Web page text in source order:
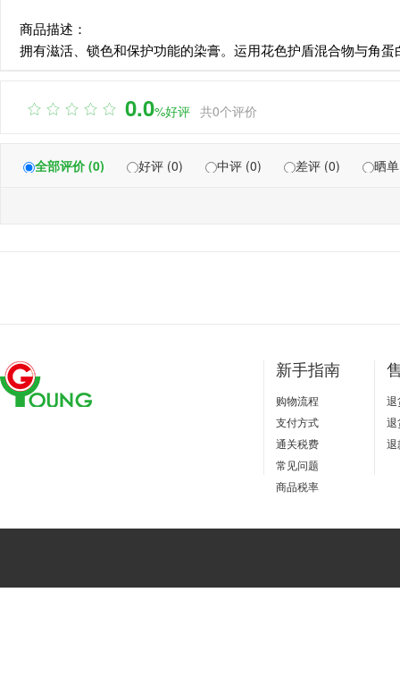
商品描述：
拥有滋活、锁色和保护功能的染膏。运用花色护盾混合物与角
 0.0%好评 共0个评价
全部评价 (0) 好评 (0) 中评 (0) 差评 (0) 晒
新手指南
购物流程
支付方式
通关税费
常见问题
商品税率
退
退
退